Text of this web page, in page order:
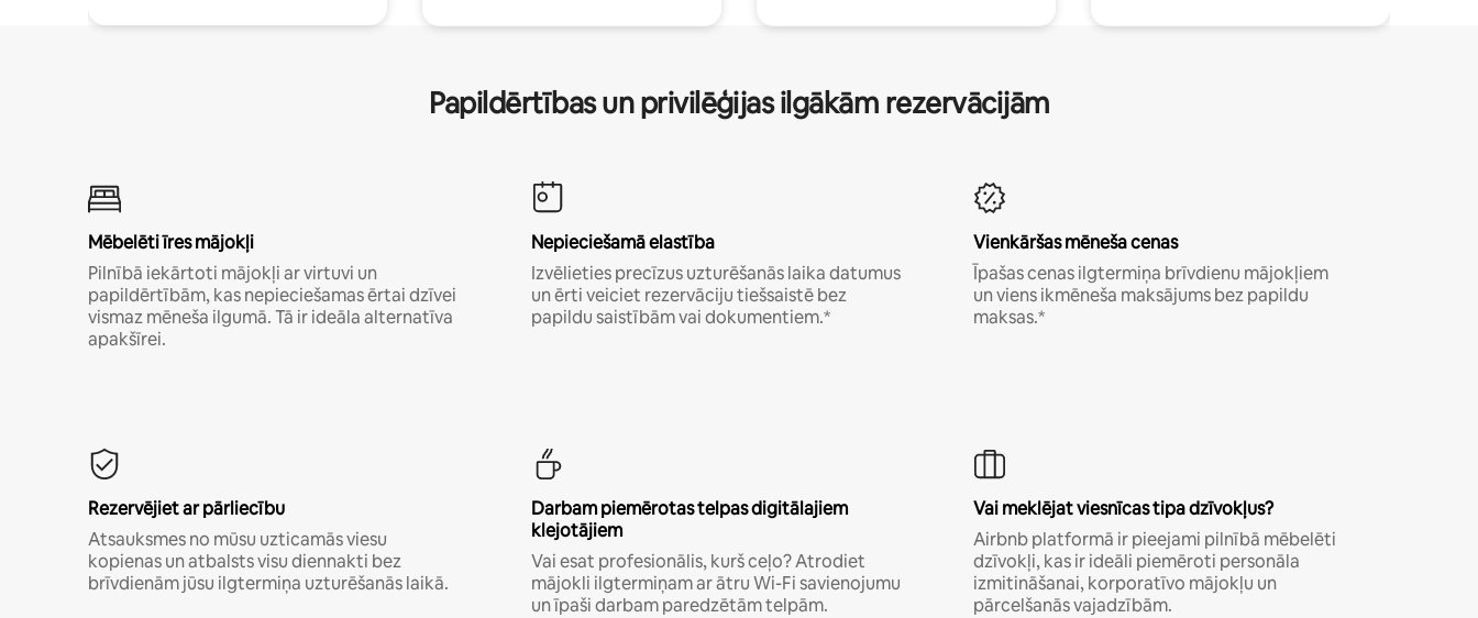
Papildērtības un privilēģijas ilgākām rezervācijām
Mēbelēti īres mājokļi
Pilnībā iekārtoti mājokļi ar virtuvi un
papildērtībām, kas nepieciešamas ērtai dzīvei
vismaz mēneša ilgumā. Tā ir ideāla alternatīva
apakšīrei.
Nepieciešamā elastība
Izvēlieties precīzus uzturēšanās laika datumus
un ērti veiciet rezervāciju tiešsaistē bez
papildu saistībām vai dokumentiem.*
Vienkāršas mēneša cenas
Īpašas cenas ilgtermiņa brīvdienu mājokļiem
un viens ikmēneša maksājums bez papildu
maksas.*
Rezervējiet ar pārliecību
Atsauksmes no mūsu uzticamās viesu
kopienas un atbalsts visu diennakti bez
brīvdienām jūsu ilgtermiņa uzturēšanās laikā.
Darbam piemērotas telpas digitālajiem
klejotājiem
Vai esat profesionālis, kurš ceļo? Atrodiet
mājokli ilgtermiņam ar ātru Wi-Fi savienojumu
un īpaši darbam paredzētām telpām.
Vai meklējat viesnīcas tipa dzīvokļus?
Airbnb platformā ir pieejami pilnībā mēbelēti
dzīvokļi, kas ir ideāli piemēroti personāla
izmitināšanai, korporatīvo mājokļu un
pārcelšanās vajadzībām.